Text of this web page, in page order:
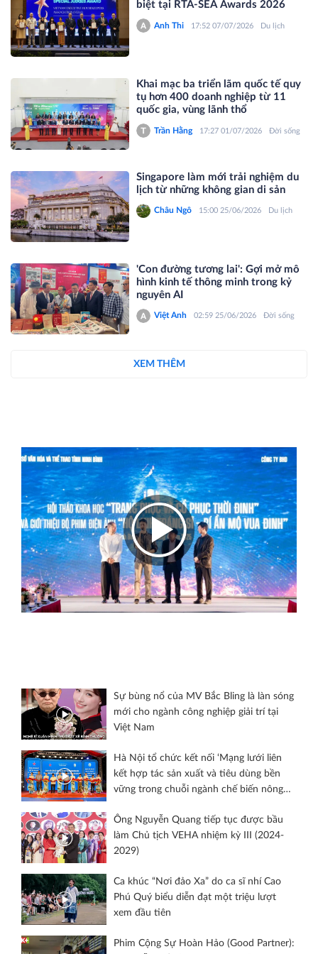
biệt tại RTA-SEA Awards 2026
Anh Thi 17:52 07/07/2026 Du lịch
Khai mạc ba triển lãm quốc tế quy
tụ hơn 400 doanh nghiệp từ 11
quốc gia, vùng lãnh thổ
Trần Hằng 17:27 01/07/2026 Đời sống
Singapore làm mới trải nghiệm du
lịch từ những không gian di sản
Châu Ngô 15:00 25/06/2026 Du lịch
'Con đường tương lai': Gợi mở mô
hình kinh tế thông minh trong kỷ
nguyên AI
Việt Anh 02:59 25/06/2026 Đời sống
XEM THÊM
Sự bùng nổ của MV Bắc Bling là làn sóng
mới cho ngành công nghiệp giải trí tại
Việt Nam
Hà Nội tổ chức kết nối ‘Mạng lưới liên
kết hợp tác sản xuất và tiêu dùng bền
vững trong chuỗi ngành chế biến nông
Ông Nguyễn Quang tiếp tục được bầu
làm Chủ tịch VEHA nhiệm kỳ III (2024-
2029)
Ca khúc “Nơi đảo Xa” do ca sĩ nhí Cao
Phú Quý biểu diễn đạt một triệu lượt
xem đầu tiên
Phim Cộng Sự Hoàn Hảo (Good Partner):